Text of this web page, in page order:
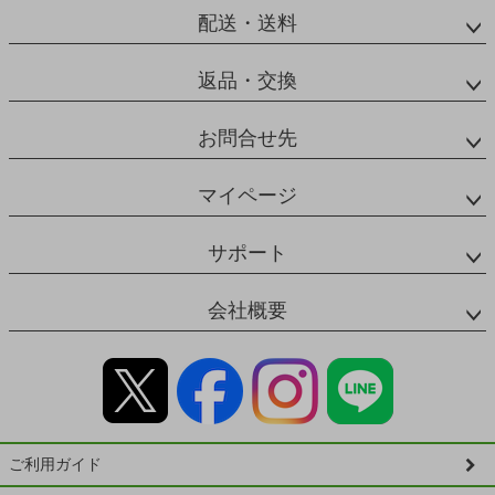
配送・送料
返品・交換
お問合せ先
マイページ
サポート
会社概要
ご利用ガイド